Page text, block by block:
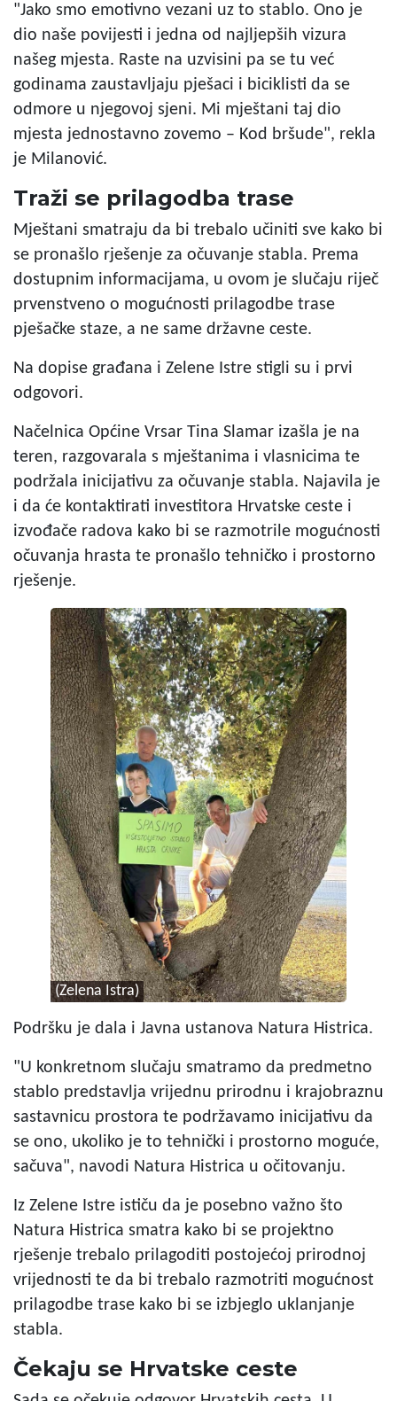
"Jako smo emotivno vezani uz to stablo. Ono je
dio naše povijesti i jedna od najljepših vizura
našeg mjesta. Raste na uzvisini pa se tu već
godinama zaustavljaju pješaci i biciklisti da se
odmore u njegovoj sjeni. Mi mještani taj dio
mjesta jednostavno zovemo – Kod bršude", rekla
je Milanović.
Traži se prilagodba trase
Mještani smatraju da bi trebalo učiniti sve kako bi
se pronašlo rješenje za očuvanje stabla. Prema
dostupnim informacijama, u ovom je slučaju riječ
prvenstveno o mogućnosti prilagodbe trase
pješačke staze, a ne same državne ceste.
Na dopise građana i Zelene Istre stigli su i prvi
odgovori.
Načelnica Općine Vrsar Tina Slamar izašla je na
teren, razgovarala s mještanima i vlasnicima te
podržala inicijativu za očuvanje stabla. Najavila je
i da će kontaktirati investitora Hrvatske ceste i
izvođače radova kako bi se razmotrile mogućnosti
očuvanja hrasta te pronašlo tehničko i prostorno
rješenje.
(Zelena Istra)
Podršku je dala i Javna ustanova Natura Histrica.
"U konkretnom slučaju smatramo da predmetno
stablo predstavlja vrijednu prirodnu i krajobraznu
sastavnicu prostora te podržavamo inicijativu da
se ono, ukoliko je to tehnički i prostorno moguće,
sačuva", navodi Natura Histrica u očitovanju.
Iz Zelene Istre ističu da je posebno važno što
Natura Histrica smatra kako bi se projektno
rješenje trebalo prilagoditi postojećoj prirodnoj
vrijednosti te da bi trebalo razmotriti mogućnost
prilagodbe trase kako bi se izbjeglo uklanjanje
stabla.
Čekaju se Hrvatske ceste